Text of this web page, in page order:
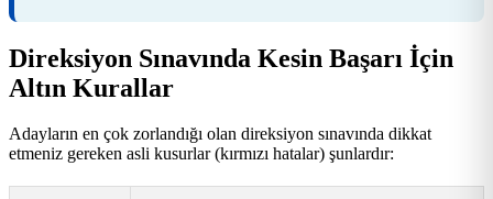
Direksiyon Sınavında Kesin Başarı İçin
Altın Kurallar
Adayların en çok zorlandığı olan direksiyon sınavında dikkat
etmeniz gereken asli kusurlar (kırmızı hatalar) şunlardır: